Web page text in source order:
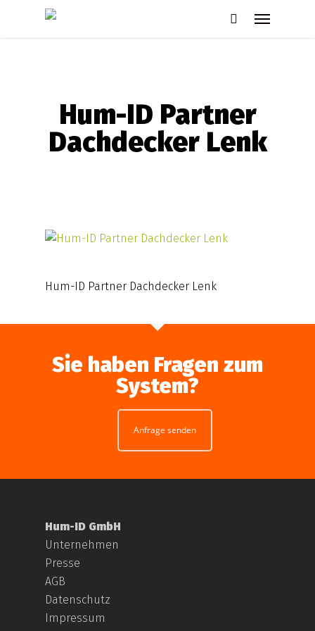
Menu
Hum-ID Partner
Dachdecker Lenk
Hum-ID Partner Dachdecker Lenk
Sie haben Fragen zum
System?
Anfrage senden
Hum-ID GmbH
Unternehmen
Presse
AGB
Datenschutz
Impressum